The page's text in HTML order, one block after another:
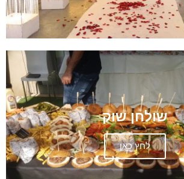
שולחן שוק
לחץ כאן